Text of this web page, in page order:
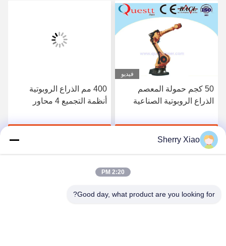
فيديو
50 كجم حمولة المعصم
الذراع الروبوتية الصناعية
الصناعية ذات المحور
احصل على أفضل سعر
400 مم الذراع الروبوتية
أنظمة التجميع 4 محاور
Sherry Xiao
2:20 PM
Good day, what product are you looking for?